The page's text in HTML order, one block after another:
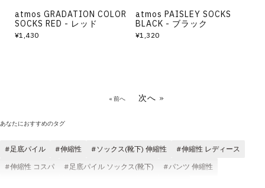
atmos GRADATION COLOR
SOCKS RED - レッド
¥1,430
atmos PAISLEY SOCKS
BLACK - ブラック
¥1,320
« 前へ 次へ »
あなたにおすすめのタグ
足底パイル 伸縮性 ソックス(靴下) 伸縮性
伸縮性 レディース
伸縮性 コスパ
足底パイル ソックス(靴下)
パンツ 伸縮性